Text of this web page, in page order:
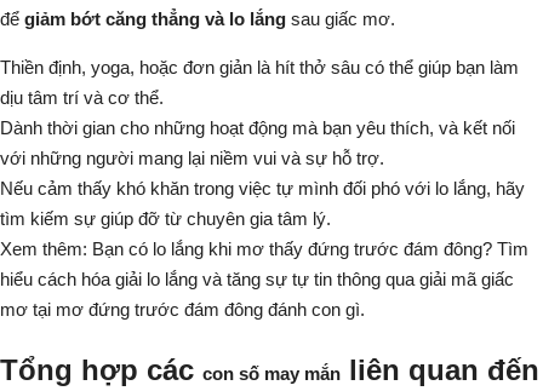
để giảm bớt căng thẳng và lo lắng sau giấc mơ.
Thiền định, yoga, hoặc đơn giản là hít thở sâu có thể giúp bạn làm
dịu tâm trí và cơ thể.
Dành thời gian cho những hoạt động mà bạn yêu thích, và kết nối
với những người mang lại niềm vui và sự hỗ trợ.
Nếu cảm thấy khó khăn trong việc tự mình đối phó với lo lắng, hãy
tìm kiếm sự giúp đỡ từ chuyên gia tâm lý.
Xem thêm: Bạn có lo lắng khi mơ thấy đứng trước đám đông? Tìm
hiểu cách hóa giải lo lắng và tăng sự tự tin thông qua giải mã giấc
mơ tại mơ đứng trước đám đông đánh con gì.
Tổng hợp các con số may mắn liên quan đến